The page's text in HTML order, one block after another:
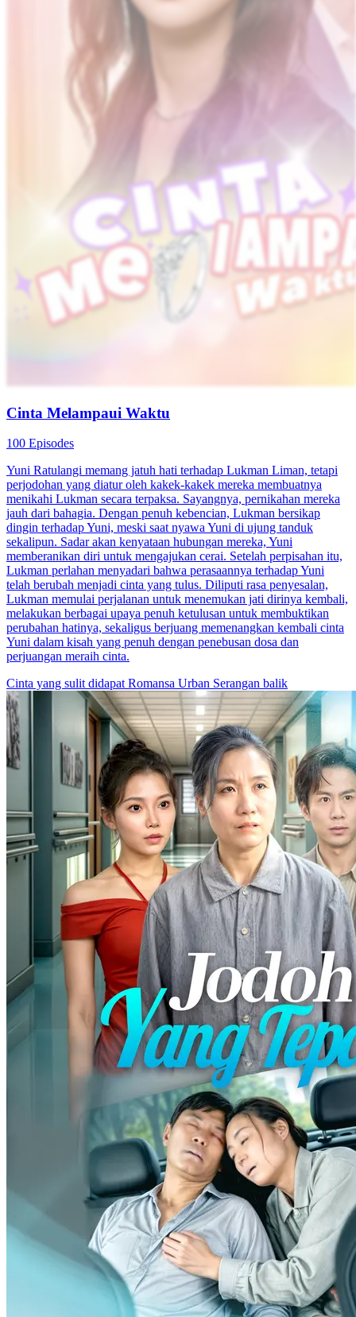
Cinta Melampaui Waktu
100 Episodes
Yuni Ratulangi memang jatuh hati terhadap Lukman Liman, tetapi
perjodohan yang diatur oleh kakek-kakek mereka membuatnya
menikahi Lukman secara terpaksa. Sayangnya, pernikahan mereka
jauh dari bahagia. Dengan penuh kebencian, Lukman bersikap
dingin terhadap Yuni, meski saat nyawa Yuni di ujung tanduk
sekalipun. Sadar akan kenyataan hubungan mereka, Yuni
memberanikan diri untuk mengajukan cerai. Setelah perpisahan itu,
Lukman perlahan menyadari bahwa perasaannya terhadap Yuni
telah berubah menjadi cinta yang tulus. Diliputi rasa penyesalan,
Lukman memulai perjalanan untuk menemukan jati dirinya kembali,
melakukan berbagai upaya penuh ketulusan untuk membuktikan
perubahan hatinya, sekaligus berjuang memenangkan kembali cinta
Yuni dalam kisah yang penuh dengan penebusan dosa dan
perjuangan meraih cinta.
Cinta yang sulit didapatRomansa Urban Serangan balik